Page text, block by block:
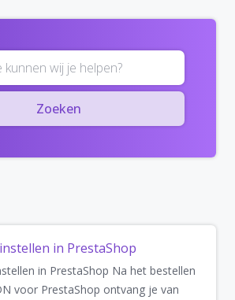
Zoeken
in PrestaShop
in PrestaShop Na het bestellen
voor PrestaShop ontvang je van